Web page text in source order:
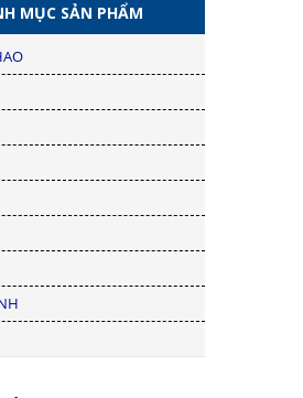
MỤC SẢN PHẨM